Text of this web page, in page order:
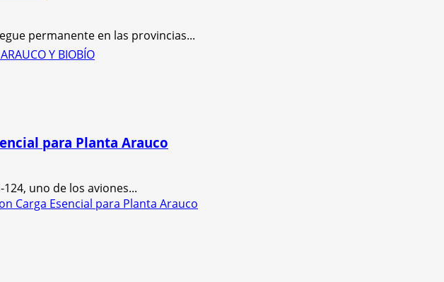
permanente en las provincias...
Y BIOBÍO
para Planta Arauco
uno de los aviones...
Carga Esencial para Planta Arauco